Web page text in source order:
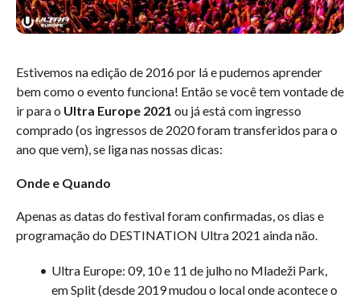
Estivemos na edição de 2016 por lá e pudemos aprender
bem como o evento funciona! Então se você tem vontade de
ir para o Ultra Europe 2021 ou já está com ingresso
comprado (os ingressos de 2020 foram transferidos para o
ano que vem), se liga nas nossas dicas:
Onde e Quando
Apenas as datas do festival foram confirmadas, os dias e
programação do DESTINATION Ultra 2021 ainda não.
Ultra Europe: 09, 10 e 11 de julho no Mladeži Park,
em Split (desde 2019 mudou o local onde acontece o